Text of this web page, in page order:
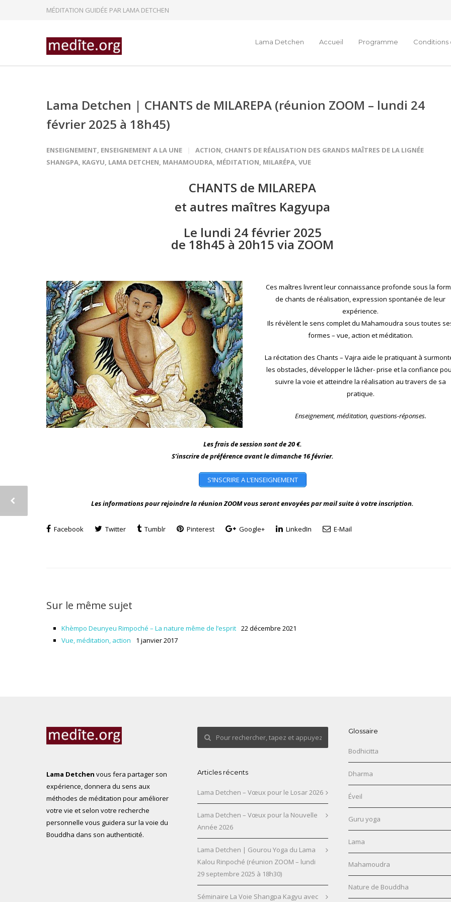
MÉDITATION GUIDÉE PAR LAMA DETCHEN
Lama Detchen Accueil Programme
Lama Detchen | CHANTS de MILAREPA (réunion ZOOM – lundi 24
février 2025 à 18h45)
ENSEIGNEMENT, ENSEIGNEMENT A LA UNE ACTION, CHANTS DE RÉALISATION DES GRANDS MAÎTRES DE LA LIGNÉE
SHANGPA, KAGYU, LAMA DETCHEN, MAHAMOUDRA, MÉDITATION, MILARÉPA, VUE
CHANTS de MILAREPA
et autres maîtres Kagyupa
Le lundi 24 février 2025
de 18h45 à 20h15 via ZOOM
Ces maîtres livrent leur connaissance profonde sous la
de chants de réalisation, expression spontanée de leur
expérience.
Ils révèlent le sens complet du Mahamoudra sous toutes
formes – vue, action et méditation.
La récitation des Chants – Vajra aide le pratiquant à
les obstacles, développer le lâcher- prise et la confiance
suivre la voie et atteindre la réalisation au travers de sa
pratique.
Enseignement, méditation, questions-réponses.
Les frais de session sont de 20 €.
S’inscrire de préférence avant le dimanche 16 février.
S’INSCRIRE A L’ENSEIGNEMENT
Les informations pour rejoindre la réunion ZOOM vous seront envoyées par mail suite à votre inscription.
Facebook Twitter Tumblr Pinterest Google+ LinkedIn E-Mail
Sur le même sujet
Khèmpo Deunyeu Rimpoché – La nature même de l’esprit 22 décembre 2021
Vue, méditation, action
1 janvier 2017
Lama Detchen vous fera partager son
expérience, donnera du sens aux
méthodes de méditation pour améliorer
votre vie et selon votre recherche
personnelle vous guidera sur la voie du
Bouddha dans son authenticité.
Articles récents
Lama Detchen – Vœux pour le Losar 2026
Lama Detchen – Vœux pour la Nouvelle
Année 2026
Lama Detchen | Gourou Yoga du Lama
Kalou Rinpoché (réunion ZOOM – lundi
29 septembre 2025 à 18h30)
Séminaire La Voie Shangpa Kagyu avec
Glossaire
Bodhicitta
Dharma
Éveil
Guru yoga
Lama
Mahamoudra
Nature de Bouddha